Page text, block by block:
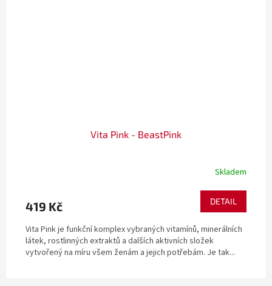
Vita Pink - BeastPink
Skladem
419 Kč DETAIL
Vita Pink je funkční komplex vybraných vitamínů, minerálních
látek, rostlinných extraktů a dalších aktivních složek
vytvořený na míru všem ženám a jejich potřebám. Je tak...